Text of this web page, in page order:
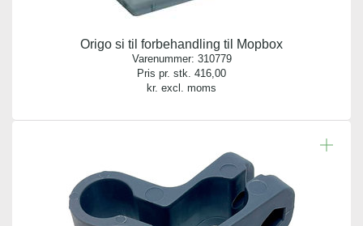
Origo si til forbehandling til Mopbox
Varenummer: 310779
Pris pr. stk. 416,00
kr. excl. moms